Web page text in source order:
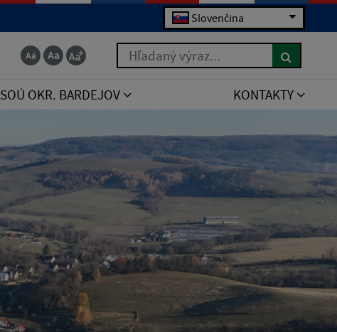
Slovenčina
Hľadaný výraz...
SOÚ OKR. BARDEJOV KONTAKTY